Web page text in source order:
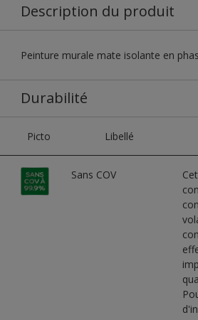
Description du produit
Peinture murale mate isolante en
Durabilité
Picto Libellé
Sans COV